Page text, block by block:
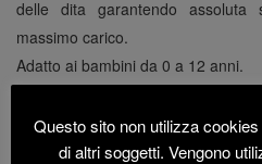
delle dita garantendo
massimo carico.
Adatto ai bambini da 0 a 12 anni.
Telaio metallico da interrare.
Maniglie e poggiapiedi in
Questo sito non utilizza
di altri soggetti. Vengono